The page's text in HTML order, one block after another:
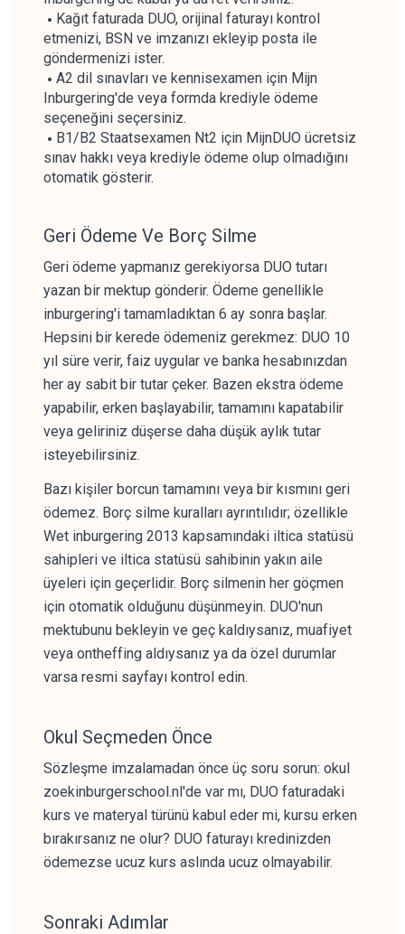
Kağıt faturada DUO, orijinal faturayı kontrol
etmenizi, BSN ve imzanızı ekleyip posta ile
göndermenizi ister.
A2 dil sınavları ve kennisexamen için Mijn
Inburgering'de veya formda krediyle ödeme
seçeneğini seçersiniz.
B1/B2 Staatsexamen Nt2 için MijnDUO ücretsiz
sınav hakkı veya krediyle ödeme olup olmadığını
otomatik gösterir.
Geri Ödeme Ve Borç Silme
Geri ödeme yapmanız gerekiyorsa DUO tutarı
yazan bir mektup gönderir. Ödeme genellikle
inburgering'i tamamladıktan 6 ay sonra başlar.
Hepsini bir kerede ödemeniz gerekmez: DUO 10
yıl süre verir, faiz uygular ve banka hesabınızdan
her ay sabit bir tutar çeker. Bazen ekstra ödeme
yapabilir, erken başlayabilir, tamamını kapatabilir
veya geliriniz düşerse daha düşük aylık tutar
isteyebilirsiniz.
Bazı kişiler borcun tamamını veya bir kısmını geri
ödemez. Borç silme kuralları ayrıntılıdır; özellikle
Wet inburgering 2013 kapsamındaki iltica statüsü
sahipleri ve iltica statüsü sahibinin yakın aile
üyeleri için geçerlidir. Borç silmenin her göçmen
için otomatik olduğunu düşünmeyin. DUO'nun
mektubunu bekleyin ve geç kaldıysanız, muafiyet
veya ontheffing aldıysanız ya da özel durumlar
varsa resmi sayfayı kontrol edin.
Okul Seçmeden Önce
Sözleşme imzalamadan önce üç soru sorun: okul
zoekinburgerschool.nl'de var mı, DUO faturadaki
kurs ve materyal türünü kabul eder mi, kursu erken
bırakırsanız ne olur? DUO faturayı kredinizden
ödemezse ucuz kurs aslında ucuz olmayabilir.
Sonraki Adımlar